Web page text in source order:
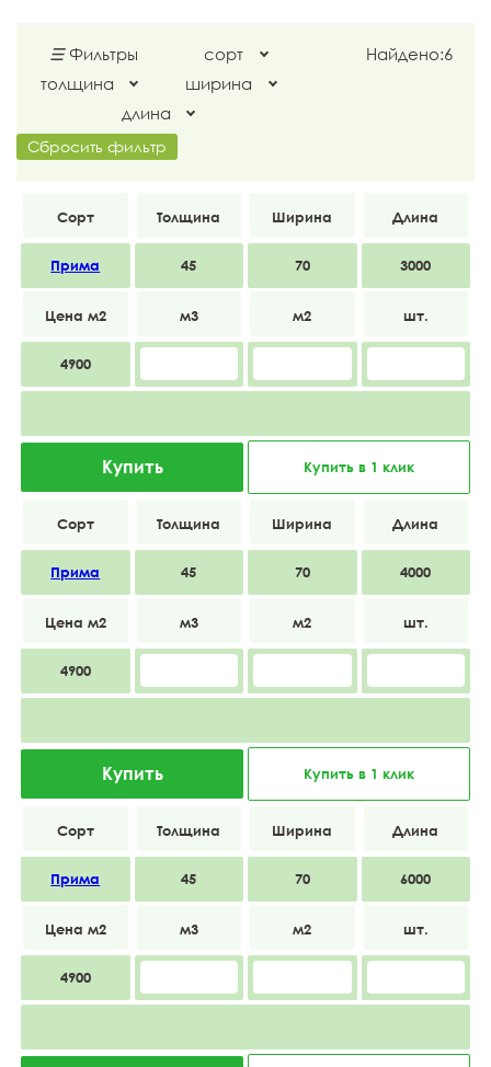
☰ Фильтры
сорт
толщина
ширина
длина
Найдено:6
Сбросить фильтр
Прима 45 70 3000
4900
Купить Купить в 1 клик
Прима 45 70 4000
4900
Купить Купить в 1 клик
Прима 45 70 6000
4900